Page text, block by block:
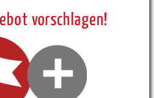
vorschlagen!